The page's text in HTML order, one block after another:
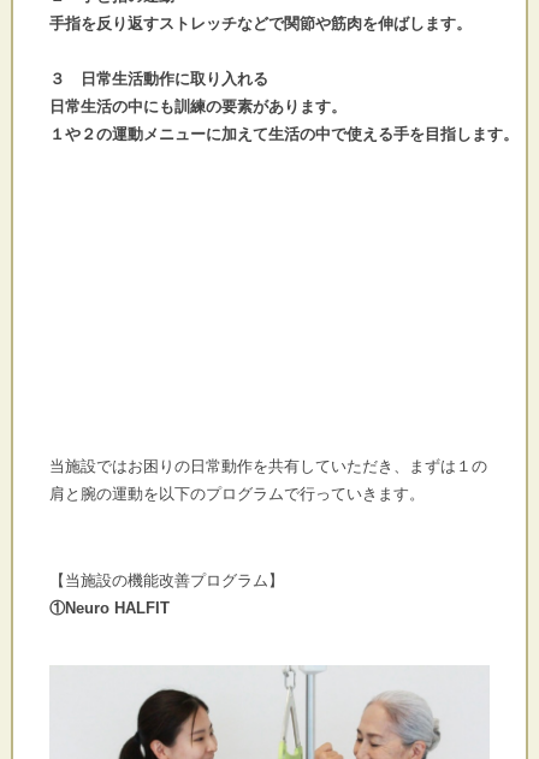
手指を反り返すストレッチなどで関節や筋肉を伸ばします。
３　日常生活動作に取り入れる
日常生活の中にも訓練の要素があります。
１や２の運動メニューに加えて生活の中で使える手を目指します。
当施設ではお困りの日常動作を共有していただき、まずは１の
肩と腕の運動を以下のプログラムで行っていきます。
【当施設の機能改善プログラム】
①Neuro HALFIT